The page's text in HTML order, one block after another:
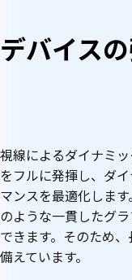
徴
デバイス
視線によるダイナミ
をフルに発揮し、ダ
マンスを最適化しま
のような一貫したグ
できます。そのため
備えています。